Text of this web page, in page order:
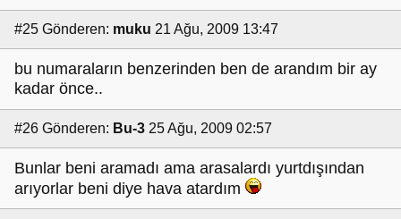
#25 Gönderen: muku 21 Ağu, 2009 13:47
bu numaraların benzerinden ben de arandım bir ay
kadar önce..
#26 Gönderen: Bu-3 25 Ağu, 2009 02:57
Bunlar beni aramadı ama arasalardı yurtdışından
arıyorlar beni diye hava atardım